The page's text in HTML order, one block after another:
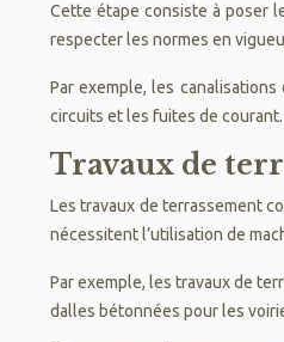
Cette étape consiste à poser
respecter les normes en
Par exemple, les
circuits et les fuites de courant.
Travaux de
Les travaux de terrassement
nécessitent l’utilisation de
Par exemple, les travaux de
dalles bétonnées pour les